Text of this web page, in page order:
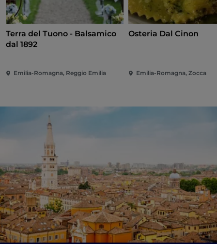
Terra del Tuono - Balsamico
dal 1892
Emilia-Romagna, Reggio Emilia
Osteria Dal Cinon
Emilia-Romagna, Zocca